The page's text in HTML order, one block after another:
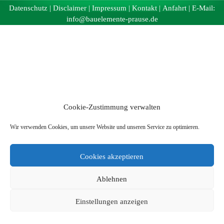
Cookie-Zustimmung verwalten
Wir verwenden Cookies, um unsere Website und unseren Service zu optimieren.
Cookies akzeptieren
Ablehnen
Einstellungen anzeigen
Datenschutz | Disclaimer | Impressum | Kontakt | Anfahrt | E-Mail:
info@bauelemente-prause.de